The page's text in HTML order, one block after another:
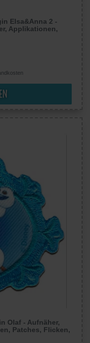
Elsa&Anna 2 -
Applikationen,
Olaf - Aufnäher,
Patches, Flicken,